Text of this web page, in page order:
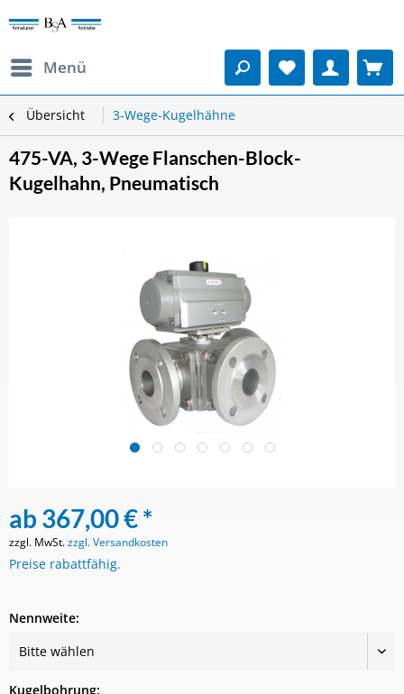
Menü
Übersicht 3-Wege-Kugelhähne
475-VA, 3-Wege Flanschen-Block-
Kugelhahn, Pneumatisch
ab 367,00 € *
zzgl. MwSt.zzgl. Versandkosten
Preise rabattfähig.
Nennweite:
Kugelbohrung: